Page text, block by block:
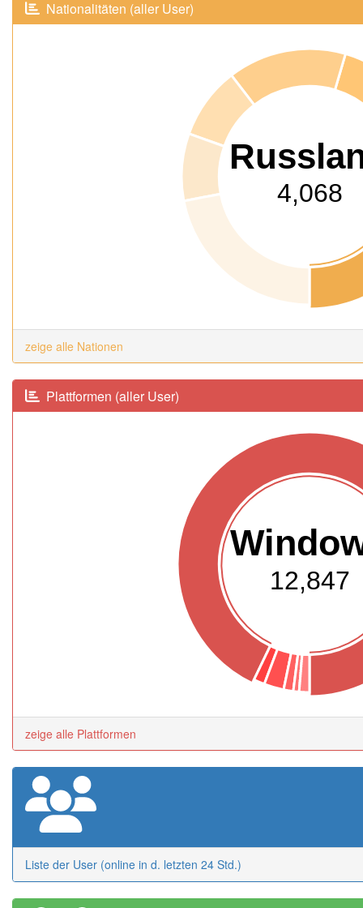
Nationalitäten (aller User)
4,068
zeige alle Nationen
Plattformen (aller User)
12,847
zeige alle Plattformen
Liste der User (online in d. letzten 24 Std.)